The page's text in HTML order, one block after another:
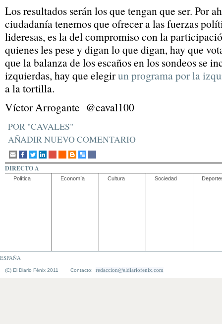
Los resultados serán los que tengan que ser. Por
ciudadanía tenemos que ofrecer a las fuerzas
lideresas, es la del compromiso con la
quienes les pese y digan lo que digan, hay que
que la balanza de los escaños en los sondeos se
izquierdas, hay que elegirun programa por la
a la tortilla.
Víctor Arrogante @caval100
POR "CAVALES"
AÑADIR NUEVO COMENTARIO
DIRECTO A
Política Economía Cultura Sociedad
ESPAÑA
(C) El Diario Fénix 2011 Contacto: redaccion@eldiariofenix.com